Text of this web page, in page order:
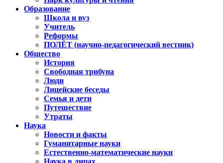
Образование
Школа и вуз
Учитель
Реформы
ПОЛЁТ (научно-педагогический вестник)
Общество
История
Свободная трибуна
Люди
Лицейские беседы
Семья и дети
Путешествие
Утраты
Наука
Новости и факты
Гуманитарные науки
Естественно-математические науки